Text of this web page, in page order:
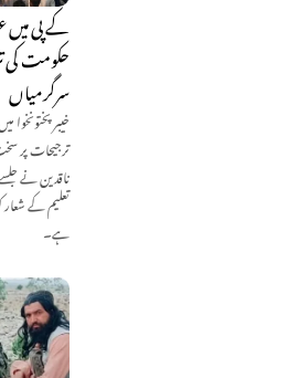
کے پی میں
حکومت کی
سرگرمیاں
خیبر
ترجیحات پر
ناقدین نے
تعلیم کے شعار
ہے۔